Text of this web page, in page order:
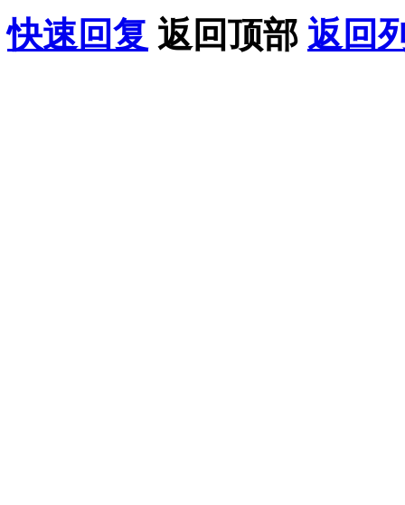
快速回复 返回顶部 返回